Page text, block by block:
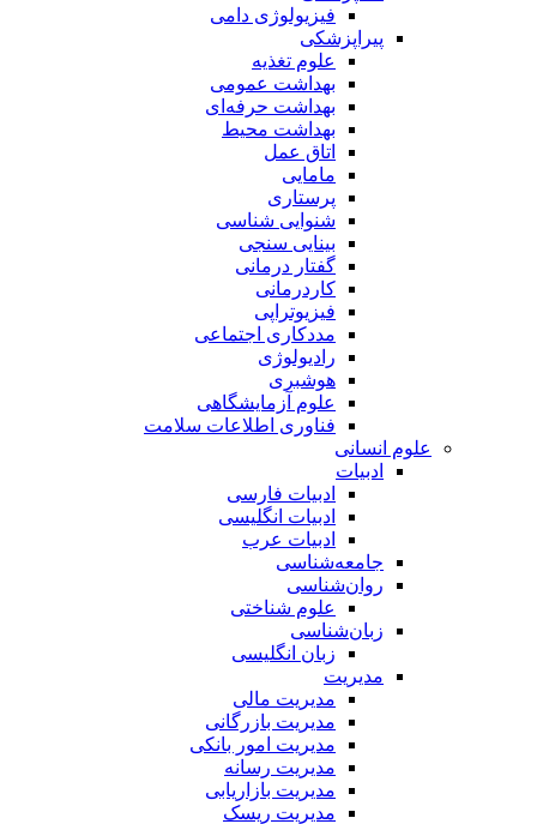
فیزیولوژی دامی
پیراپزشکی
علوم تغذیه
بهداشت عمومی
بهداشت حرفه‌ای
بهداشت محیط
اتاق عمل
مامایی
پرستاری
شنوایی شناسی
بینایی سنجی
گفتار درمانی
کاردرمانی
فیزیوتراپی
مددکاری اجتماعی
رادیولوژی
هوشبری
علوم آزمایشگاهی
فناوری اطلاعات سلامت
علوم انسانی
ادبیات
ادبیات فارسی
ادبیات انگلیسی
ادبیات عرب
جامعه‌شناسی
روان‌شناسی
علوم شناختی
زبان‌شناسی
زبان انگلیسی
مدیریت
مدیریت مالی
مدیریت بازرگانی
مدیریت امور بانکی
مدیریت رسانه
مدیریت بازاریابی
مدیریت ریسک